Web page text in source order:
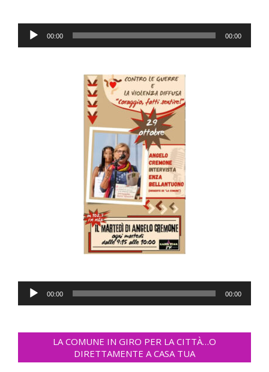
Audio-
Player
00:00 00:00
Audio-
Player
00:00 00:00
LA COMUNE IN GIRO PER LA CITTÀ…O
DIRETTAMENTE A CASA TUA